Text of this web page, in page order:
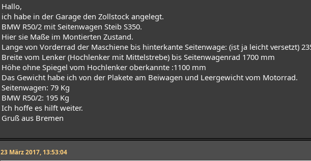
Hallo,
ich habe in der Garage den Zollstock angelegt.
BMW R50/2 mit Seitenwagen Steib S350.
Hier sie Maße im Montierten Zustand.
Lange von Vorderrad der Maschiene bis hinterkante Seitenwage: (ist ja leicht versetzt)
Breite vom Lenker (Hochlenker mit Mittelstrebe) bis Seitenwagenrad 1700 mm
Höhe ohne Spiegel vom Hochlenker oberkannte :1100 mm
Das Gewicht habe ich von der Plakete am Beiwagen und Leergewicht vom Motorrad.
Seitenwagen: 79 Kg
BMW R50/2: 195 Kg
Ich hoffe es hilft weiter.
Gruß aus Bremen
23 März 2017, 13:53:04